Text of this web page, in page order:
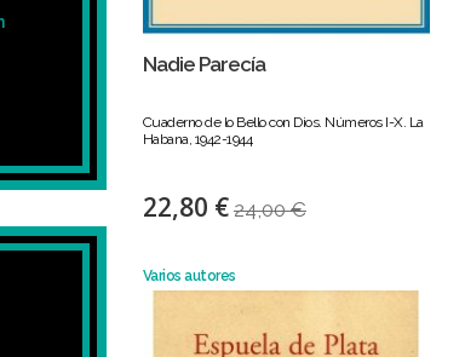
Nadie Parecía
Cuaderno de lo Bello con Dios. Números I-X. La
Habana, 1942-1944
22,80 € 24,00 €
Varios autores